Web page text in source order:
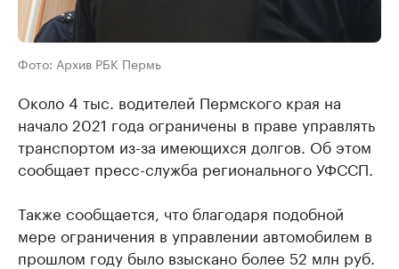
Фото: Архив РБК Пермь
Около 4 тыс. водителей Пермского края на
начало 2021 года ограничены в праве управлять
транспортом из-за имеющихся долгов. Об этом
сообщает пресс-служба регионального УФССП.
Также сообщается, что благодаря подобной
мере ограничения в управлении автомобилем в
прошлом году было взыскано более 52 млн руб.